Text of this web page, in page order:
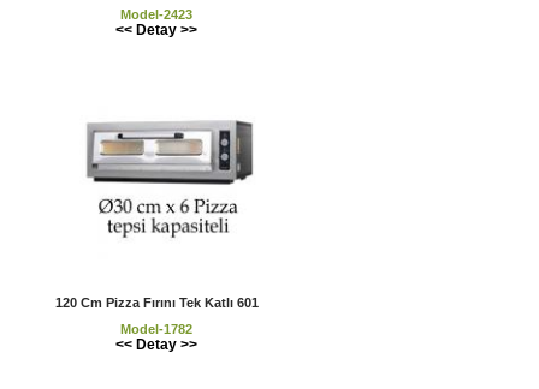
Model-2423
<< Detay >>
120 Cm Pizza Fırını Tek Katlı 601
Model-1782
<< Detay >>